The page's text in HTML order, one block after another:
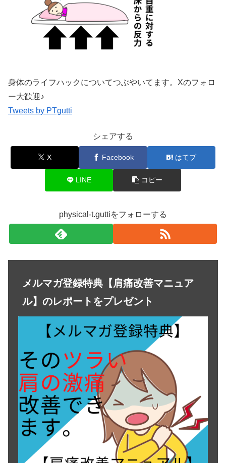
身体のライフハックについてつぶやいてます。Xのフォロ
ー大歓迎♪
Tweets by PTgutti
シェアする
X Facebook はてブ
LINE コピー
physical-t.guttiをフォローする
メルマガ登録特典【肩痛改善マニュア
ル】のレポートをプレゼント